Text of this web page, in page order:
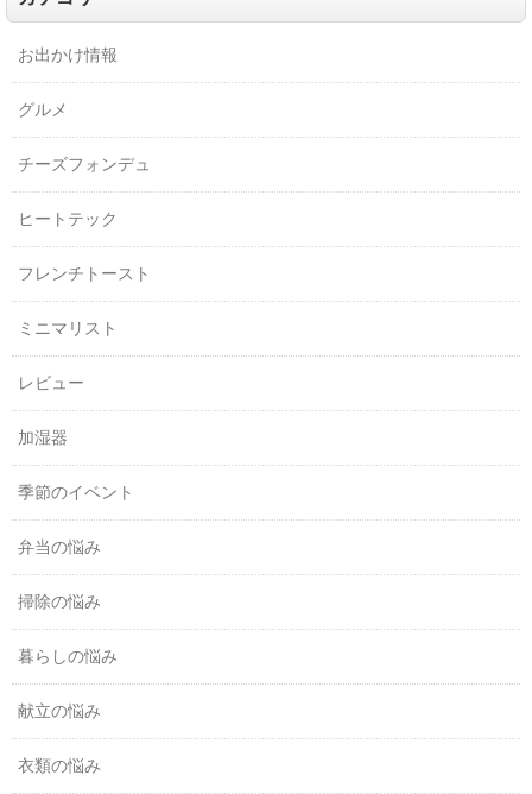
お出かけ情報
グルメ
チーズフォンデュ
ヒートテック
フレンチトースト
ミニマリスト
レビュー
加湿器
季節のイベント
弁当の悩み
掃除の悩み
暮らしの悩み
献立の悩み
衣類の悩み